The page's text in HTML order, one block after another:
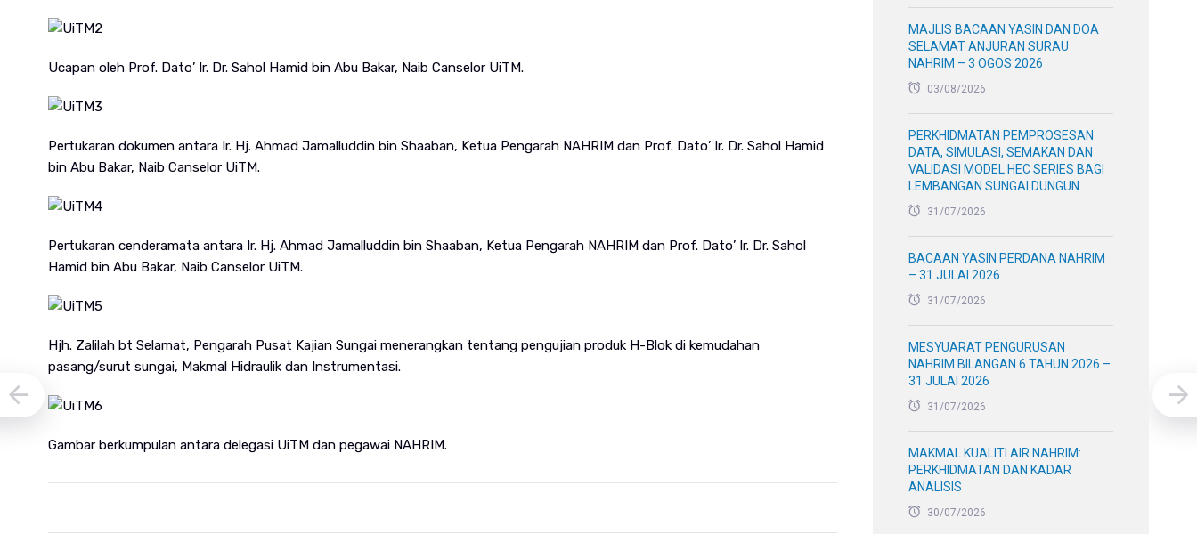
Ucapan oleh Prof. Dato’ Ir. Dr. Sahol Hamid bin Abu Bakar, Naib Canselor UiTM.
Pertukaran dokumen antara Ir. Hj. Ahmad Jamalluddin bin Shaaban, Ketua Pengarah NAHRIM dan Prof. Dato’ Ir. Dr. Sahol Hamid
bin Abu Bakar, Naib Canselor UiTM.
Pertukaran cenderamata antara Ir. Hj. Ahmad Jamalluddin bin Shaaban, Ketua Pengarah NAHRIM dan Prof. Dato’ Ir. Dr. Sahol
Hamid bin Abu Bakar, Naib Canselor UiTM.
Hjh. Zalilah bt Selamat, Pengarah Pusat Kajian Sungai menerangkan tentang pengujian produk H-Blok di kemudahan
pasang/surut sungai, Makmal Hidraulik dan Instrumentasi.
Gambar berkumpulan antara delegasi UiTM dan pegawai NAHRIM.
MAJLIS BACAAN YASIN DAN DOA
SELAMAT ANJURAN SURAU
NAHRIM – 3 OGOS 2026
03/08/2026
PERKHIDMATAN PEMPROSESAN
DATA, SIMULASI, SEMAKAN DAN
VALIDASI MODEL HEC SERIES BAGI
LEMBANGAN SUNGAI DUNGUN
31/07/2026
BACAAN YASIN PERDANA NAHRIM
– 31 JULAI 2026
31/07/2026
MESYUARAT PENGURUSAN
NAHRIM BILANGAN 6 TAHUN 2026 –
31 JULAI 2026
31/07/2026
MAKMAL KUALITI AIR NAHRIM:
PERKHIDMATAN DAN KADAR
ANALISIS
30/07/2026